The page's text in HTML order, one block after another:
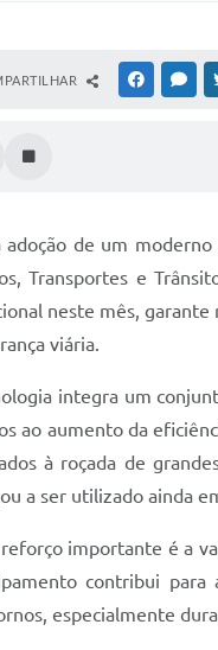
FACEBOOK
adoção de um
Transportes e
neste mês, garante
viária.
integra um
ao aumento da
à roçada de
a ser utilizado ainda
importante é a
contribui para
especialmente